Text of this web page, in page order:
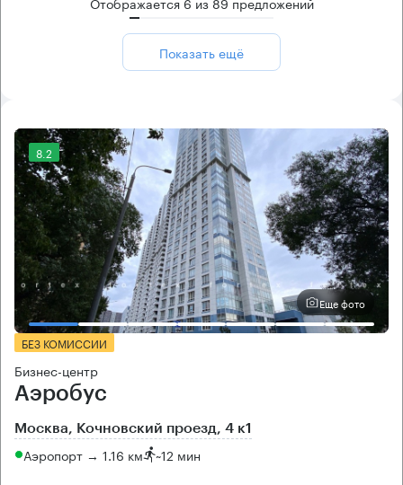
Показать ещё
8.2
Еще фото
БЕЗ КОМИССИИ
Бизнес-центр
Аэробус
Москва, Кочновский проезд, 4 к1
Аэропорт → 1.16 км ~12 мин